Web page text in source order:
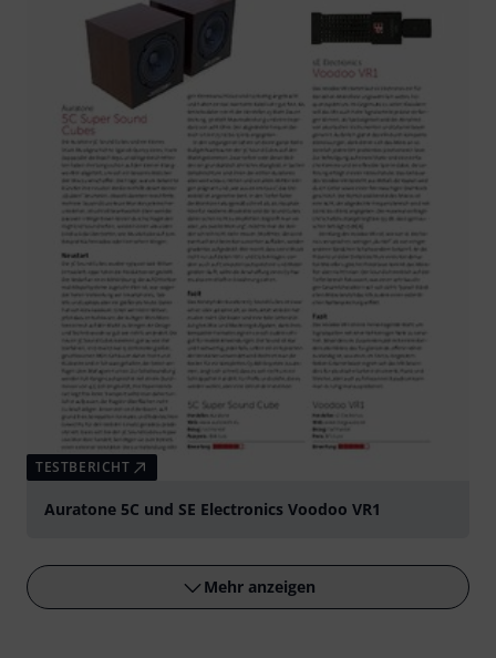
TESTBERICHT
Auratone 5C und SE Electronics Voodoo VR1
Mehr anzeigen